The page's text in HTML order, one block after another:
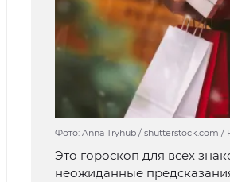
Фото: Anna Tryhub / shutterstock.com /
Это гороскоп для всех
неожиданные